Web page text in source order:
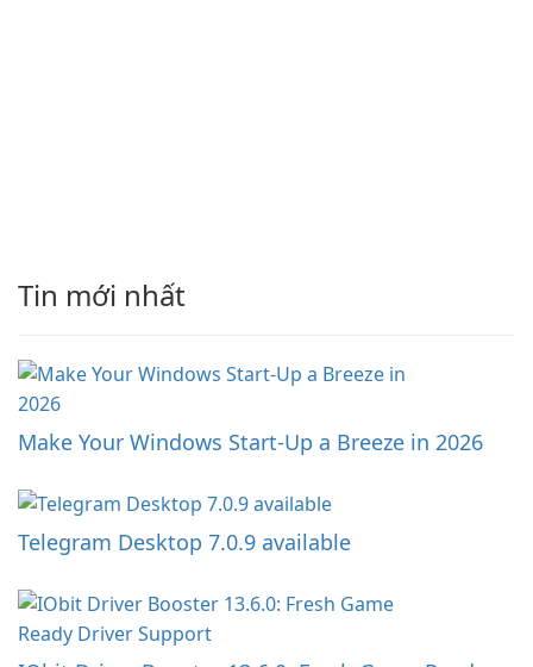
Tin mới nhất
Make Your Windows Start-Up a Breeze in 2026
Telegram Desktop 7.0.9 available